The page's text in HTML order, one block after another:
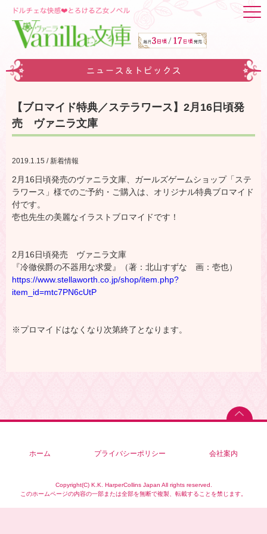
ニュース＆トピックス
【ブロマイド特典／ステラワース】2月16日頃発
売 ヴァニラ文庫
2019.1.15 / 新着情報
2月16日頃発売のヴァニラ文庫、ガールズゲームショップ「ステ
ラワース」様でのご予約・ご購入は、オリジナル特典ブロマイド
付です。
壱也先生の美麗なイラストブロマイドです！
2月16日頃発売 ヴァニラ文庫
『冷徹侯爵の不器用な求愛』（著：北山すずな 画：壱也）
https://www.stellaworth.co.jp/shop/item.php?
item_id=mtc7PN6cUtP
※プロマイドはなくなり次第終了となります。
ホーム プライバシーポリシー 会社案内
Copyright(C) K.K. HarperCollins Japan All rights reserved.
このホームページの内容の一部または全部を無断で複製、転載することを禁じます。